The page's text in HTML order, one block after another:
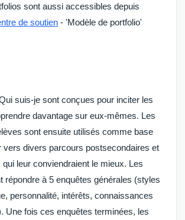
sont aussi accessibles depuis
de soutien - 'Modèle de portfolio'
suis-je sont conçues pour inciter les
davantage sur eux-mêmes. Les
sont ensuite utilisés comme base
vers divers parcours postsecondaires et
qui leur conviendraient le mieux. Les
répondre à 5 enquêtes générales (styles
personnalité, intérêts, connaissances
Une fois ces enquêtes terminées, les